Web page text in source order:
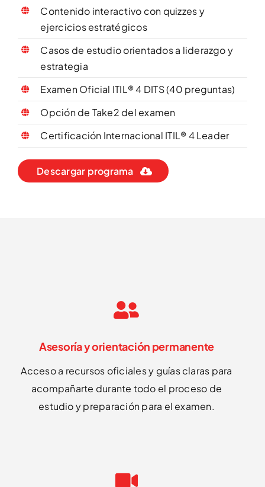
Contenido interactivo con quizzes y
ejercicios estratégicos
Casos de estudio orientados a liderazgo y
estrategia
Examen Oficial ITIL® 4 DITS (40 preguntas)
Opción de Take2 del examen
Certificación Internacional ITIL® 4 Leader
Descargar programa
Asesoría y orientación permanente
Acceso a recursos oficiales y guías claras para
acompañarte durante todo el proceso de
estudio y preparación para el examen.